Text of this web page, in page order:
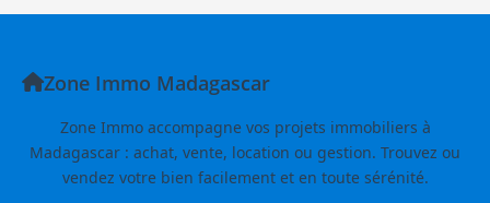
Zone Immo Madagascar
Zone Immo accompagne vos projets immobiliers à
Madagascar : achat, vente, location ou gestion. Trouvez ou
vendez votre bien facilement et en toute sérénité.